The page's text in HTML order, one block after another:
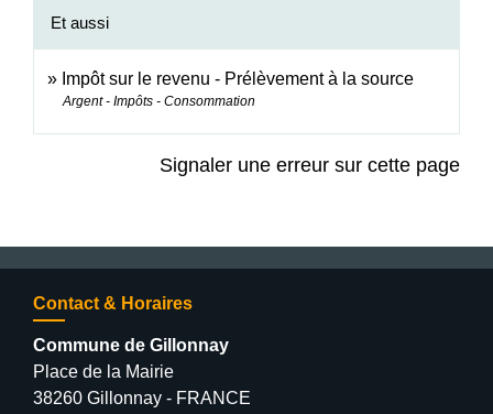
Et aussi
Impôt sur le revenu - Prélèvement à la source
Argent - Impôts - Consommation
Signaler une erreur sur cette page
Contact & Horaires
Commune de Gillonnay
Place de la Mairie
38260 Gillonnay - FRANCE